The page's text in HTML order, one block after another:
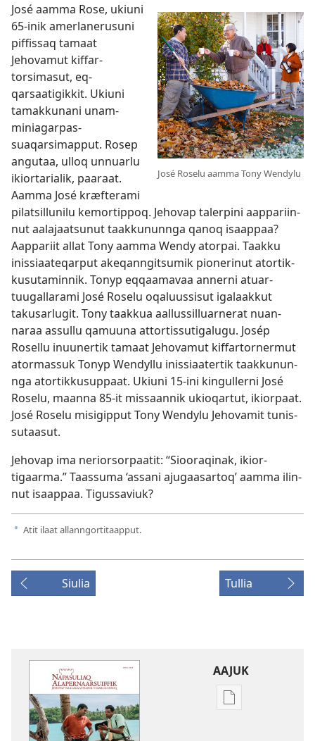
José Roselu aamma Tony Wendylu
José aam­ma Rose, ukiuni
65-inik amerlanerusuni
pif­fis­saq tamaat
Jehovamut kif­far­
torsimasut, eq­
qarsaatigik­kit. Ukiuni
tamak­kunani unam­
miniagar­pas­
suaqarsimap­put. Rosep
angutaa, ul­loq un­nuarlu
ikior­tarialik, paaraat.
Aam­ma José kræfterami
pilatsil­lunilu kemor­tip­poq. Jehovap taler­pini aap­pariin­
nut aalajaatsunut taak­kunun­nga qanoq isaap­paa?
Aap­pariit al­lat Tony aam­ma Wendy ator­pai. Taak­ku
inis­siaateqar­put akeqan­ngitsumik pionerinut ator­tik­
kusutamin­nik. Tonyp eq­qaamavaa an­ner­ni atuar­
tuugal­larami José Roselu oqaluus­sisut igalaak­kut
takusarlugit. Tony taak­kua aal­lus­sil­luar­nerat nuan­
naraa as­sul­lu qamuuna at­tor­tis­sutigalugu. Josép
Rosel­lu inuuner­tik tamaat Jehovamut kif­far­tor­nermut
atormas­suk Tonyp Wendyl­lu inis­siaater­tik taak­kunun­
nga ator­tik­kusup­paat. Ukiuni 15-ini kingul­ler­ni José
Roselu, maan­na 85-it mis­saan­nik ukioqar­tut, ikior­paat.
José Roselu misigip­put Tony Wendylu Jehovamit tunis­
sutaasut.
Jehovap ima neriorsor­paatit: “Siooraqinak, ikior­
tigaarma.” Taas­suma ‘as­sani ajugaasar­toq’ aam­ma ilin­
nut isaap­paa. Tigus­saviuk?
a Atit ilaat al­lan­ngor­titaap­put.
Siulia Tullia
AAJUK
Atuagassanik